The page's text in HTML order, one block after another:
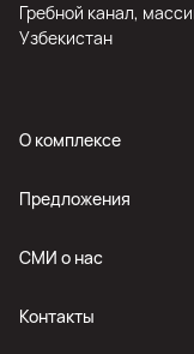
О комплексе
Предложения
СМИ о нас
Контакты
Гребной канал,
Узбекистан